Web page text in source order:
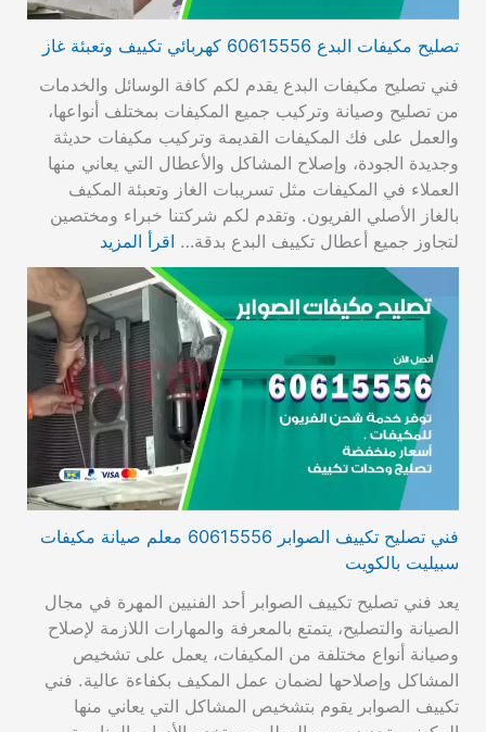
تصليح مكيفات البدع 60615556 كهربائي تكييف وتعبئة غاز
فني تصليح مكيفات البدع يقدم لكم كافة الوسائل والخدمات
من تصليح وصيانة وتركيب جميع المكيفات بمختلف أنواعها،
والعمل على فك المكيفات القديمة وتركيب مكيفات حديثة
وجديدة الجودة، وإصلاح المشاكل والأعطال التي يعاني منها
العملاء في المكيفات مثل تسريبات الغاز وتعبئة المكيف
بالغاز الأصلي الفريون. وتقدم لكم شركتنا خبراء ومختصين
لتجاوز جميع أعطال تكييف البدع بدقة… اقرأ المزيد
فني تصليح تكييف الصوابر 60615556 معلم صيانة مكيفات
سبيليت بالكويت
يعد فني تصليح تكييف الصوابر أحد الفنيين المهرة في مجال
الصيانة والتصليح، يتمتع بالمعرفة والمهارات اللازمة لإصلاح
وصيانة أنواع مختلفة من المكيفات، يعمل على تشخيص
المشاكل وإصلاحها لضمان عمل المكيف بكفاءة عالية. فني
تكييف الصوابر يقوم بتشخيص المشاكل التي يعاني منها